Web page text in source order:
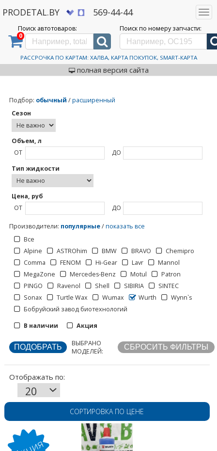
PRODETAL.BY 569-44-44
Поиск автотоваров:
0
Поиск по номеру запчасти:
РАССРОЧКА ПО КАРТАМ: ХАЛВА, КАРТА ПОКУПОК, SMART-КАРТА
полная версия сайта
Дискаунтер автозапчастей PRODETAL.BY > Каталог автотоваров > Wurth
Wurth
Подбор: обычный /расширенный
Сезон
Объем, л
ОТ
ДО
Тип жидкости
Цена, руб
ОТ
ДО
Производители: популярные/показать все
Все
Alpine
ASTROhim BMW BRAVO
Chemipro
Comma
FENOM Hi-Gear Lavr
Mannol
MegaZone
Mercedes-Benz Motul
Patron
PINGO
Ravenol Shell SIBIRIA
SINTEC
Sonax
Turtle Wax Wumax Wurth
Wynn`s
Бобруйский завод биотехнологий
В наличии
Акция
ВЫБРАНО
МОДЕЛЕЙ:
Отображать по:
СОРТИРОВКА ПО ЦЕНЕ